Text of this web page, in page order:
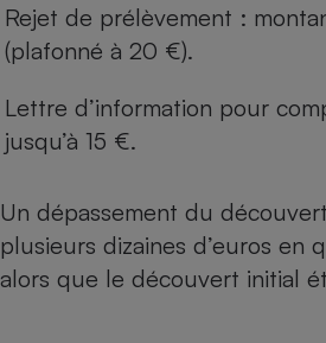
Rejet de prélèvement :
(plafonné à 20 €).
Lettre d’information pour
jusqu’à 15 €.
Un dépassement du
plusieurs dizaines d’euros en
alors que le découvert initial